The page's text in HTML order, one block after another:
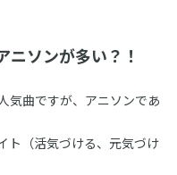
ソンが多い？！
気曲ですが、アニソンであ
（活気づける、元気づけ